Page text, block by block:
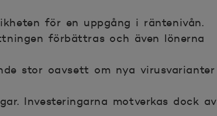
för en uppgång i räntenivån.
förbättras och även lönerna
stor oavsett om nya virusvarianter
Investeringarna motverkas dock av